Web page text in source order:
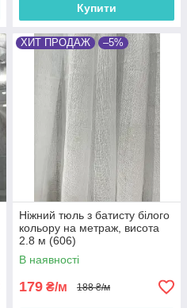
Купити
ХИТ ПРОДАЖ –5%
Ніжний тюль з батисту білого
кольору на метраж, висота
2.8 м (606)
В наявності
179 ₴/м 188 ₴/м